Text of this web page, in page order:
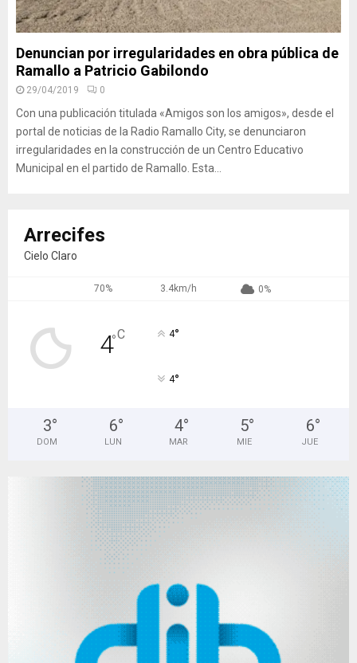
Denuncian por irregularidades en obra pública de
Ramallo a Patricio Gabilondo
29/04/2019 0
Con una publicación titulada «Amigos son los amigos», desde el
portal de noticias de la Radio Ramallo City, se denunciaron
irregularidades en la construcción de un Centro Educativo
Municipal en el partido de Ramallo. Esta...
Arrecifes
Cielo Claro
70% 3.4km/h 0%
4°C 4°
4°
3°
DOM
6°
LUN
4°
MAR
5°
MIE
6°
JUE